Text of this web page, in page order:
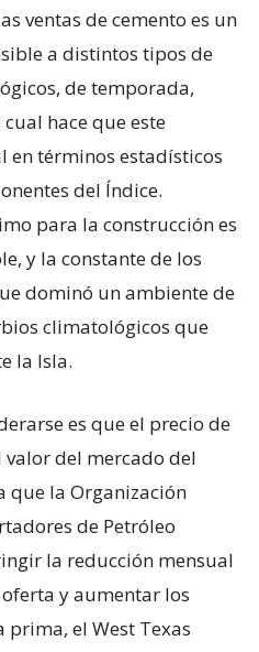
ventas de cemento es un
a distintos tipos de
de temporada,
hace que este
en términos estadísticos
del Índice.
para la construcción es
y la constante de los
dominó un ambiente de
climatológicos que
la Isla.
es que el precio de
del mercado del
que la Organización
de Petróleo
la reducción mensual
y aumentar los
el West Texas